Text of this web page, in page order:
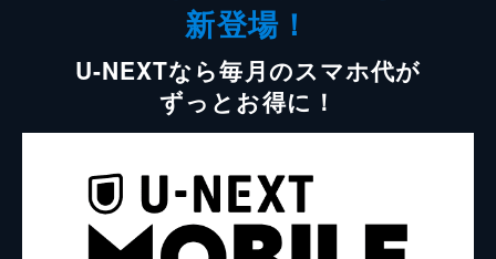
新登場！
U-NEXTなら毎月のスマホ代が
ずっとお得に！